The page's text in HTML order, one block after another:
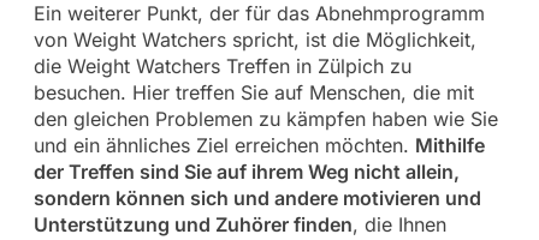
Ein weiterer Punkt, der für das Abnehmprogramm
von Weight Watchers spricht, ist die Möglichkeit,
die Weight Watchers Treffen in Zülpich zu
besuchen. Hier treffen Sie auf Menschen, die mit
den gleichen Problemen zu kämpfen haben wie Sie
und ein ähnliches Ziel erreichen möchten. Mithilfe
der Treffen sind Sie auf ihrem Weg nicht allein,
sondern können sich und andere motivieren und
Unterstützung und Zuhörer finden, die Ihnen